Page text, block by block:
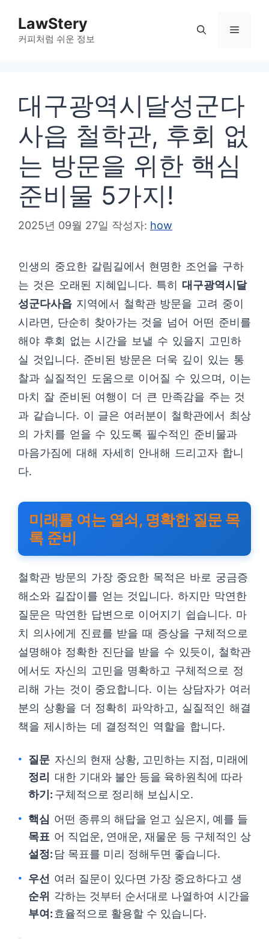
LawStery
커피처럼 쉬운 정보
메
대구광역시달성군다
사읍 철학관, 후회 없
는 방문을 위한 핵심
준비물 5가지!
2025년 09월 27일 작성자: how
인생의 중요한 갈림길에서 현명한 조언을 구하
는 것은 오래된 지혜입니다. 특히 대구광역시달
성군다사읍 지역에서 철학관 방문을 고려 중이
시라면, 단순히 찾아가는 것을 넘어 어떤 준비를
해야 후회 없는 시간을 보낼 수 있을지 고민하
실 것입니다. 준비된 방문은 더욱 깊이 있는 통
찰과 실질적인 도움으로 이어질 수 있으며, 이는
마치 잘 준비된 여행이 더 큰 만족감을 주는 것
과 같습니다. 이 글은 여러분이 철학관에서 최상
의 가치를 얻을 수 있도록 필수적인 준비물과
마음가짐에 대해 자세히 안내해 드리고자 합니
다.
미래를 여는 열쇠, 명확한 질문 목
록 준비
철학관 방문의 가장 중요한 목적은 바로 궁금증
해소와 길잡이를 얻는 것입니다. 하지만 막연한
질문은 막연한 답변으로 이어지기 쉽습니다. 마
치 의사에게 진료를 받을 때 증상을 구체적으로
설명해야 정확한 진단을 받을 수 있듯이, 철학관
에서도 자신의 고민을 명확하고 구체적으로 정
리해 가는 것이 중요합니다. 이는 상담자가 여러
분의 상황을 더 정확히 파악하고, 실질적인 해결
책을 제시하는 데 결정적인 역할을 합니다.
질문
정리
하기:
자신의 현재 상황, 고민하는 지점, 미래에
대한 기대와 불안 등을 육하원칙에 따라
구체적으로 정리해 보십시오.
핵심
목표
설정:
어떤 종류의 해답을 얻고 싶은지, 예를 들
어 직업운, 연애운, 재물운 등 구체적인 상
담 목표를 미리 정해두면 좋습니다.
우선
순위
부여:
여러 질문이 있다면 가장 중요하다고 생
각하는 것부터 순서대로 나열하여 시간을
효율적으로 활용할 수 있습니다.